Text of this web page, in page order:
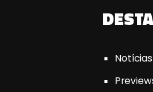
Notícias